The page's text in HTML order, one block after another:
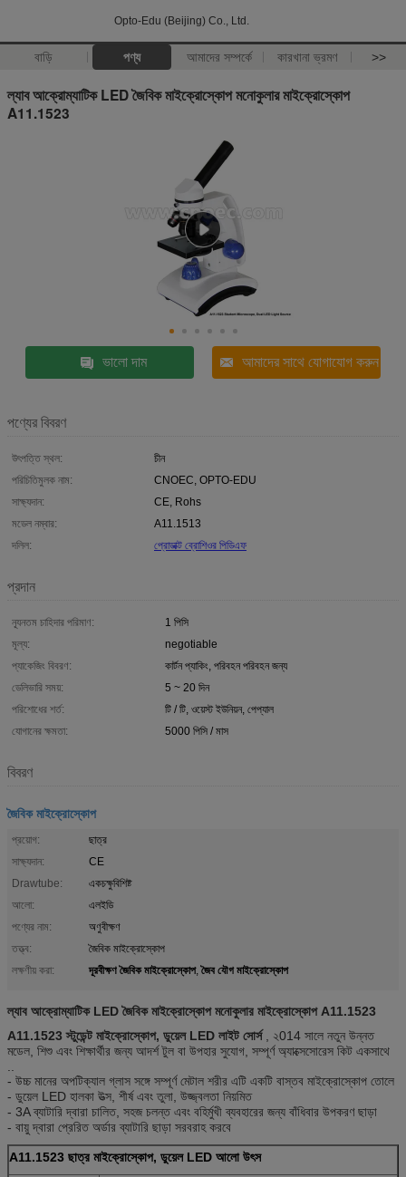
Opto-Edu (Beijing) Co., Ltd.
বাড়ি পণ্য আমাদের সম্পর্কে কারখানা ভ্রমণ >>
ল্যাব আক্রোম্যাটিক LED জৈবিক মাইক্রোস্কোপ মনোকুলার মাইক্রোস্কোপ
A11.1523
ভালো দাম আমাদের সাথে যোগাযোগ করুন
পণ্যের বিবরণ
উৎপত্তি স্থল:
চীন
পরিচিতিমুলক নাম:
CNOEC, OPTO-EDU
সাক্ষ্যদান:
CE, Rohs
মডেল নম্বার:
A11.1513
দলিল:
প্রোডাক্ট ব্রোশিওর পিডিএফ
প্রদান
ন্যূনতম চাহিদার পরিমাণ:
1 পিসি
মূল্য:
negotiable
প্যাকেজিং বিবরণ:
কার্টন প্যাকিং, পরিবহন পরিবহন জন্য
ডেলিভারি সময়:
5 ~ 20 দিন
পরিশোধের শর্ত:
টি / টি, ওয়েস্ট ইউনিয়ন, পেপ্যাল
যোগানের ক্ষমতা:
5000 পিসি / মাস
বিবরণ
জৈবিক মাইক্রোস্কোপ
প্রয়োগ:
ছাত্র
সাক্ষ্যদান:
CE
Drawtube:
একচক্ষুবিশিষ্ট
আলো:
এলইডি
পণ্যের নাম:
অণুবীক্ষণ
তত্ত্ব:
জৈবিক মাইক্রোস্কোপ
লক্ষণীয় করা:
দূরবীক্ষণ জৈবিক মাইক্রোস্কোপ,জৈব যৌগ মাইক্রোস্কোপ
ল্যাব আক্রোম্যাটিক LED জৈবিক মাইক্রোস্কোপ মনোকুলার মাইক্রোস্কোপ A11.1523
A11.1523 স্টুডেন্ট মাইক্রোস্কোপ, ডুয়েল LED লাইট সোর্স, ২014 সালে নতুন উন্নত
মডেল, শিশু এবং শিক্ষার্থীর জন্য আদর্শ টুল বা উপহার সুযোগ, সম্পূর্ণ অ্যাক্সেসোরেস কিট একসাথে
- উচ্চ মানের অপটিক্যাল গ্লাস সঙ্গে সম্পূর্ণ মেটাল শরীর এটি একটি বাস্তব মাইক্রোস্কোপ তোলে
- ডুয়েল LED হালকা উত্স, শীর্ষ এবং তুলা, উজ্জ্বলতা নিয়মিত
- 3A ব্যাটারি দ্বারা চালিত, সহজ চলন্ত এবং বহির্মুখী ব্যবহারের জন্য বাঁধিবার উপকরণ ছাড়া
- বায়ু দ্বারা প্রেরিত অর্ডার ব্যাটারি ছাড়া সরবরাহ করবে
A11.1523 ছাত্র মাইক্রোস্কোপ, ডুয়েল LED আলো উৎস